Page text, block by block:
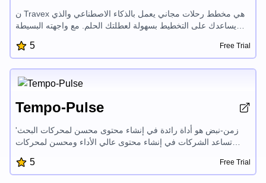
ن Travex هي مخطط رحلات مجاني يعمل بالذكاء الاصطناعي والذي
يساعدك على التخطيط بسهولة لعطلتك الحلم. مع واجهته البسيطة
واكتشاف أفضل الوجهات ، والوصول إلى نصائح السفر لجعل رحلتك
أكثر إثراءً. يبسط Travex عملية تخطيط العطلات ، مما يتيح لك التركيز
5 Free Trial
Tempo-Pulse
'زمن-نبض هو أداة رائدة في إنشاء محتوى محسن لمحركات البحث
تساعد الشركات في إنشاء محتوى عالي الأداء ومحسن لمحركات
للمستخدمين إنشاء لمحات وأوصاف ومقالات مثيرة للاهتمام بسهولة
تحتل مراكز متقدمة في محركات البحث وتجذب جمهورهم.'}
5 Free Trial